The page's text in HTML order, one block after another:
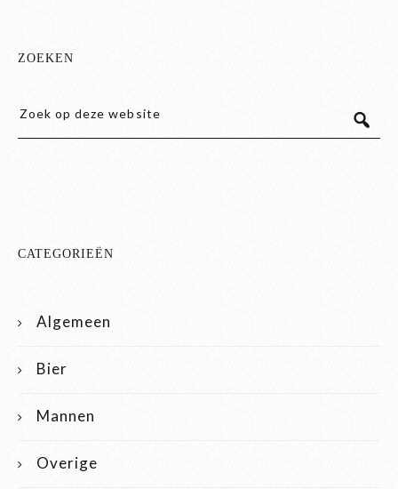
ZOEKEN
CATEGORIEËN
Algemeen
Bier
Mannen
Overige